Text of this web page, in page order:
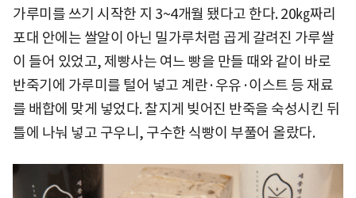
가루미를 쓰기 시작한 지 3~4개월 됐다고 한다. 20㎏짜리
포대 안에는 쌀알이 아닌 밀가루처럼 곱게 갈려진 가루쌀
이 들어 있었고, 제빵사는 여느 빵을 만들 때와 같이 바로
반죽기에 가루미를 털어 넣고 계란·우유·이스트 등 재료
를 배합에 맞게 넣었다. 찰지게 빚어진 반죽을 숙성시킨 뒤
틀에 나눠 넣고 구우니, 구수한 식빵이 부풀어 올랐다.